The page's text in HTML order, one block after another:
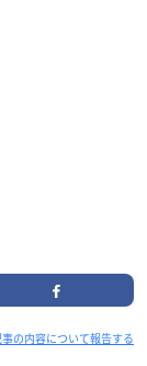
の内容について報告する